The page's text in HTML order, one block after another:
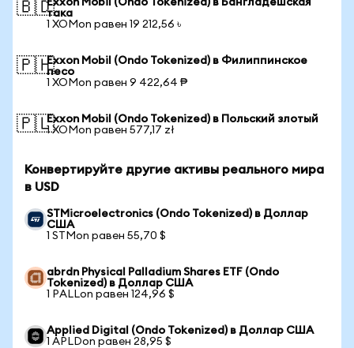
🇧🇩Exxon Mobil (Ondo Tokenized) в Бангладешская
така
1 XOMon равен 19 212,56 ৳
🇵🇭Exxon Mobil (Ondo Tokenized) в Филиппинское
песо
1 XOMon равен 9 422,64 ₱
🇵🇱Exxon Mobil (Ondo Tokenized) в Польский злотый
1 XOMon равен 577,17 zł
Конвертируйте другие активы реального мира
в USD
STMicroelectronics (Ondo Tokenized) в Доллар
США
1 STMon равен 55,70 $
abrdn Physical Palladium Shares ETF (Ondo
Tokenized) в Доллар США
1 PALLon равен 124,96 $
Applied Digital (Ondo Tokenized) в Доллар США
1 APLDon равен 28,95 $